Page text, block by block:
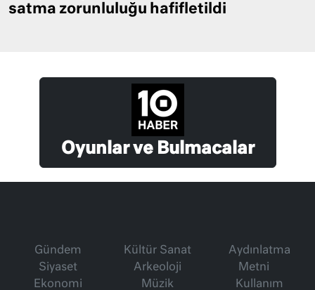
satma zorunluluğu hafifletildi
Oyunlar ve Bulmacalar
Gündem
Siyaset
Ekonomi
Kültür Sanat
Arkeoloji
Müzik
Aydınlatma
Metni
Kullanım